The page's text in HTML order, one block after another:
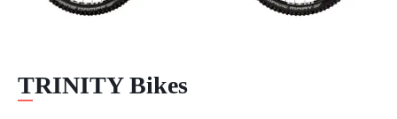
TRINITY Bikes